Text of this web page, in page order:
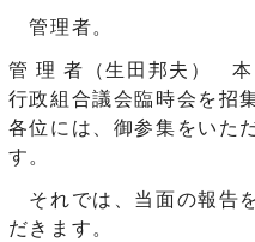
管理者。
管 理 者（生田邦夫） 本
行政組合議会臨時会を招
各位には、御参集をいた
す。
それでは、当面の報告
だきます。